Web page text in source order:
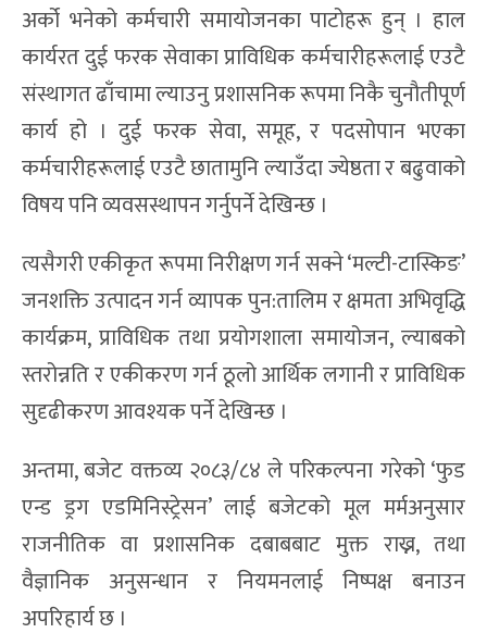
अर्को भनेको कर्मचारी समायोजनका पाटोहरू हुन् । हाल
कार्यरत दुई फरक सेवाका प्राविधिक कर्मचारीहरूलाई एउटै
संस्थागत ढाँचामा ल्याउनु प्रशासनिक रूपमा निकै चुनौतीपूर्ण
कार्य हो । दुई फरक सेवा, समूह, र पदसोपान भएका
कर्मचारीहरूलाई एउटै छातामुनि ल्याउँदा ज्येष्ठता र बढुवाको
विषय पनि व्यवसस्थापन गर्नुपर्ने देखिन्छ ।
त्यसैगरी एकीकृत रूपमा निरीक्षण गर्न सक्ने ‘मल्टी-टास्किङ’
जनशक्ति उत्पादन गर्न व्यापक पुन:तालिम र क्षमता अभिवृद्धि
कार्यक्रम, प्राविधिक तथा प्रयोगशाला समायोजन, ल्याबको
स्तरोन्नति र एकीकरण गर्न ठूलो आर्थिक लगानी र प्राविधिक
सुदृढीकरण आवश्यक पर्ने देखिन्छ ।
अन्तमा, बजेट वक्तव्य २०८३/८४ ले परिकल्पना गरेको ‘फुड
एन्ड ड्रग एडमिनिस्ट्रेसन’ लाई बजेटको मूल मर्मअनुसार
राजनीतिक वा प्रशासनिक दबाबबाट मुक्त राख्न, तथा
वैज्ञानिक अनुसन्धान र नियमनलाई निष्पक्ष बनाउन
अपरिहार्य छ ।